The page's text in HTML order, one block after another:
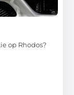
op Rhodos?